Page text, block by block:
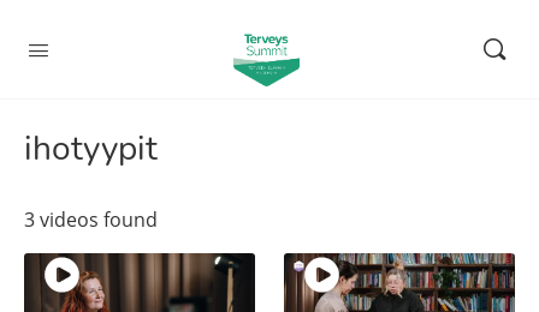
ihotyypit
3 videos found